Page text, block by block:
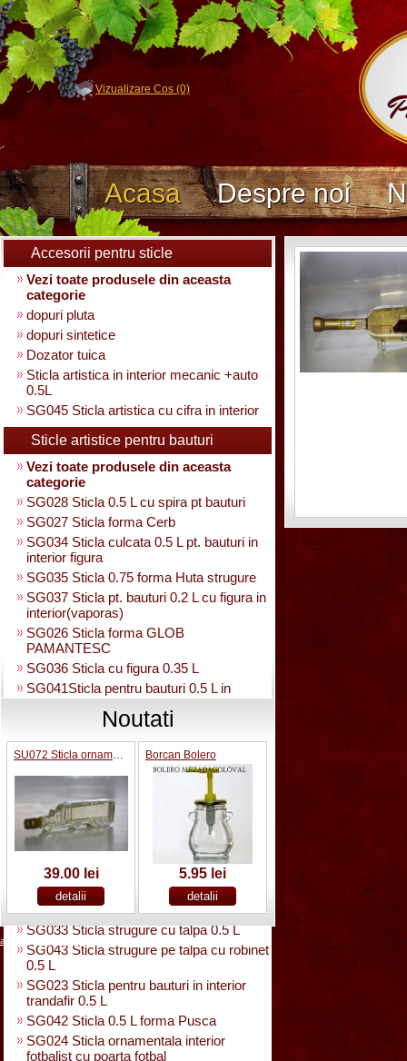
Vizualizare Cos (0)
Acasa Despre noi
Accesorii pentru sticle
Vezi toate produsele din aceasta
categorie
dopuri pluta
dopuri sintetice
Dozator tuica
Sticla artistica in interior mecanic +auto
0.5L
SG045 Sticla artistica cu cifra in interior
Sticle artistice pentru bauturi
Vezi toate produsele din aceasta
categorie
SG028 Sticla 0.5 L cu spira pt bauturi
SG027 Sticla forma Cerb
SG034 Sticla culcata 0.5 L pt. bauturi in
interior figura
SG035 Sticla 0.75 forma Huta strugure
SG037 Sticla pt. bauturi 0.2 L cu figura in
interior(vaporas)
SG026 Sticla forma GLOB
PAMANTESC
SG036 Sticla cu figura 0.35 L
SG041Sticla pentru bauturi 0.5 L in
interior strugure
SG040 Sticla artistica in interior strugure
umpluta 0.35 L
SG030 Sticla artistica Amfora
SG039 Sticla artistica in interior para
0.35L
SG025 Sticla carte vizita 0.35 L
SG032 Sticla pentru bauturi0.35 L
rasucita
SG029 Sticla rasucita cu numar
SG038 Sticla pentru bauturi cu 2 pahare
SG031 Sticla forma para 0.5 L cu talpa
SG033 Sticla strugure cu talpa 0.5 L
SG043 Sticla strugure pe talpa cu robinet
0.5 L
SG023 Sticla pentru bauturi in interior
trandafir 0.5 L
SG042 Sticla 0.5 L forma Pusca
SG024 Sticla ornamentala interior
fotbalist cu poarta fotbal
Noutati
SU072 Sticla ornamental “Camion”
39.00 lei
Borcan Bolero
5.95 lei
acasa contact cum cumpar